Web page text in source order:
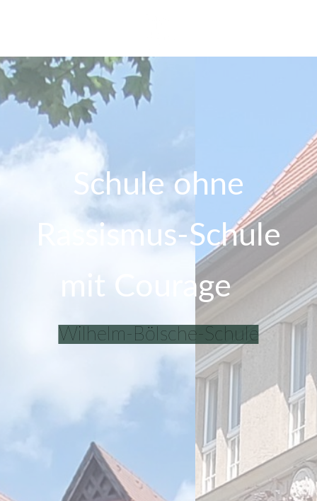
Schule ohne
Rassismus-Schule
mit Courage
Wilhelm-Bölsche-Schule